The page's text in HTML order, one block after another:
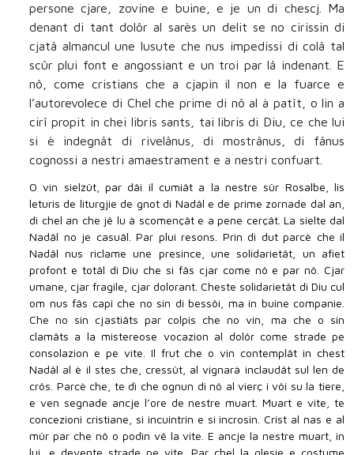
2018
2017
Antecedentis
persone cjare, zovine e buine, e je un di chescj. Ma
denant di tant dolôr al sarès un delit se no cirissin di
cjatâ almancul une lusute che nus impedissi di colâ tal
scûr plui font e angossiant e un troi par lâ indenant. E
nô, come cristians che a cjapin il non e la fuarce e
l’autorevolece di Chel che prime di nô al à patît, o lin a
cirî propit in chei libris sants, tai libris di Diu, ce che lui
si è indegnât di rivelânus, di mostrânus, di fânus
cognossi a nestri amaestrament e a nestri confuart.
O vin sielzût, par dâi il cumiât a la nestre sûr Rosalbe, lis
leturis de liturgjie de gnot di Nadâl e de prime zornade dal an,
di chel an che jê lu à scomençât e a pene cerçât. La sielte dal
Nadâl no je casuâl. Par plui resons. Prin di dut parcè che il
Nadâl nus riclame une presince, une solidarietât, un afiet
profont e totâl di Diu che si fâs cjar come nô e par nô. Cjar
umane, cjar fragile, cjar dolorant. Cheste solidarietât di Diu cul
om nus fâs capî che no sin di bessôi, ma in buine companie.
Che no sin cjastiâts par colpis che no vin, ma che o sin
clamâts a la mistereose vocazion al dolôr come strade pe
consolazion e pe vite. Il frut che o vin contemplât in chest
Nadâl al è il stes che, cressût, al vignarà inclaudât sul len de
crôs. Parcè che, te dì che ognun di nô al vierç i vôi su la tiere,
e ven segnade ancje l’ore de nestre muart. Muart e vite, te
concezioni cristiane, si incuintrin e si incrosin. Crist al nas e al
mûr par che nô o podìn vê la vite. E ancje la nestre muart, in
lui, e devente strade pe vite. Par chel la glesie e costume